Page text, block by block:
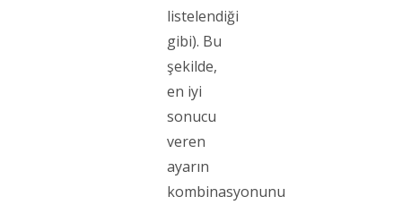
listelendiği
gibi). Bu
şekilde,
en iyi
sonucu
veren
ayarın
kombinasyonunu